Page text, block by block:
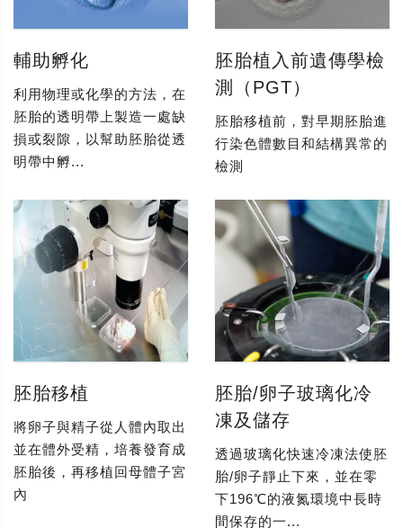
輔助孵化
利用物理或化學的方法，在
胚胎的透明帶上製造一處缺
損或裂隙，以幫助胚胎從透
明帶中孵...
胚胎植入前遺傳學檢
測（PGT）
胚胎移植前，對早期胚胎進
行染色體數目和結構異常的
檢測
胚胎移植
將卵子與精子從人體內取出
並在體外受精，培養發育成
胚胎後，再移植回母體子宮
內
胚胎/卵子玻璃化冷
凍及儲存
透過玻璃化快速冷凍法使胚
胎/卵子靜止下來，並在零
下196℃的液氮環境中長時
間保存的一...